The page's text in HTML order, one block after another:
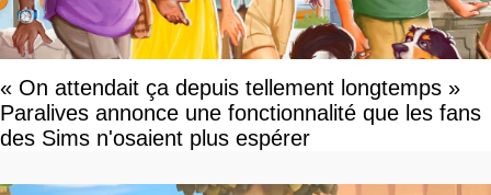
« On attendait ça depuis tellement longtemps »
Paralives annonce une fonctionnalité que les fans
des Sims n'osaient plus espérer